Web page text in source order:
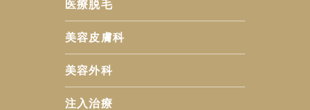
医療脱毛
美容皮膚科
美容外科
注入治療